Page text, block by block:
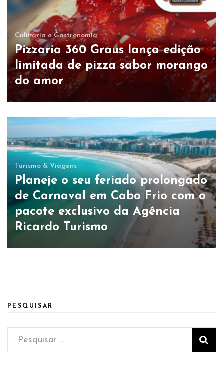
Culinária e Gastronomia
Pizzaria 360 Graus lança edição
limitada de pizza sabor morango
do amor
Turismo & Viagens
Planeje o seu feriado prolongado
de Carnaval em Cabo Frio com o
pacote exclusivo da Agência
Ricardo Turismo
PESQUISAR
Pesquisar
por: